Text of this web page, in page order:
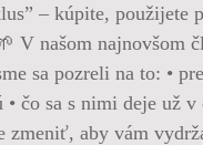
– kúpite, použijete
V našom najnovšom
sa pozreli na to: •
čo sa s nimi deje už v
zmeniť, aby vám